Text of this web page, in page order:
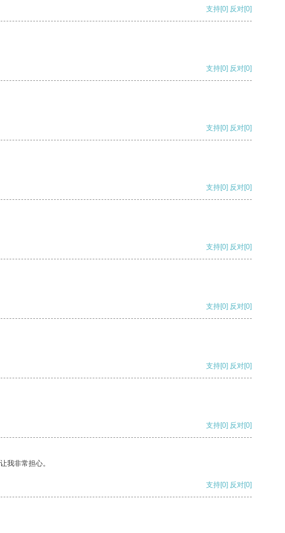
支持[0] 反对[0]
支持[0] 反对[0]
支持[0] 反对[0]
支持[0] 反对[0]
支持[0] 反对[0]
支持[0] 反对[0]
支持[0] 反对[0]
支持[0] 反对[0]
我非常担心。
支持[0] 反对[0]